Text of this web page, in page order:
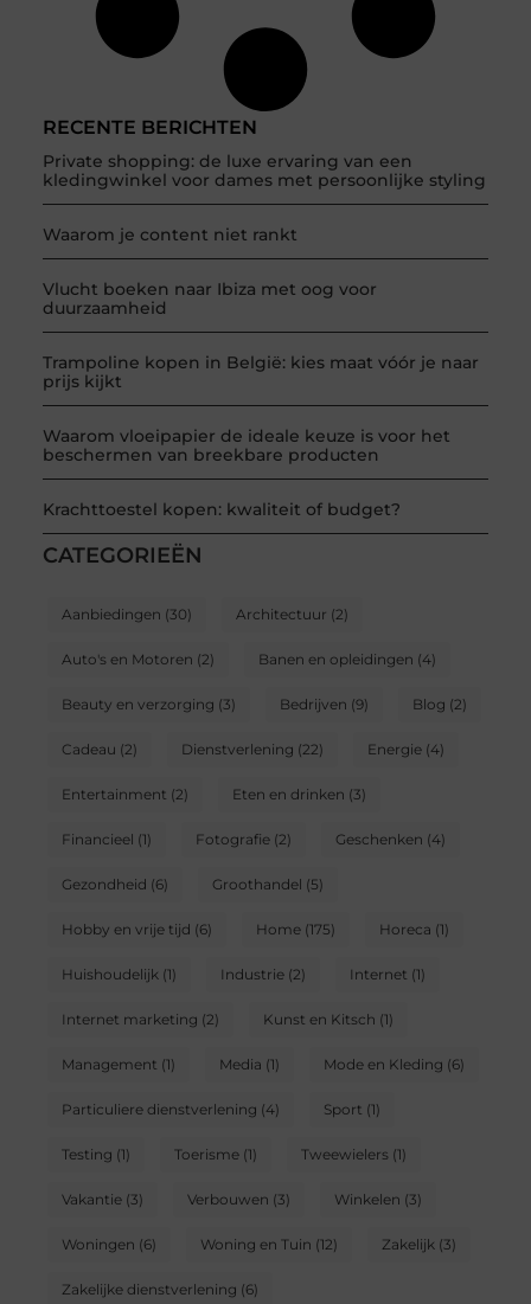
RECENTE BERICHTEN
Private shopping: de luxe ervaring van een
kledingwinkel voor dames met persoonlijke styling
Waarom je content niet rankt
Vlucht boeken naar Ibiza met oog voor
duurzaamheid
Trampoline kopen in België: kies maat vóór je naar
prijs kijkt
Waarom vloeipapier de ideale keuze is voor het
beschermen van breekbare producten
Krachttoestel kopen: kwaliteit of budget?
CATEGORIEËN
Aanbiedingen (30) Architectuur (2)
Auto's en Motoren (2) Banen en opleidingen (4)
Beauty en verzorging (3) Bedrijven (9) Blog (2)
Cadeau (2) Dienstverlening (22) Energie(4)
Entertainment (2) Eten en drinken (3)
Financieel (1) Fotografie(2) Geschenken (4)
Gezondheid (6) Groothandel (5)
Hobby en vrije tijd (6) Home(175) Horeca (1)
Huishoudelijk (1) Industrie(2) Internet (1)
Internet marketing (2) Kunst en Kitsch (1)
Management (1) Media (1) Mode en Kleding (6)
Particuliere dienstverlening (4) Sport (1)
Testing (1) Toerisme(1) Tweewielers(1)
Vakantie(3) Verbouwen (3) Winkelen (3)
Woningen (6) Woning en Tuin (12) Zakelijk (3)
Zakelijke dienstverlening (6)